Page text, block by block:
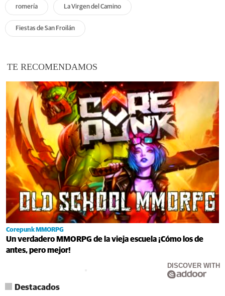
romería La Virgen del Camino
Fiestas de San Froilán
TE RECOMENDAMOS
Corepunk MMORPG
Un verdadero MMORPG de la vieja escuela ¡Cómo los de
antes, pero mejor!
DISCOVER WITH
Destacados